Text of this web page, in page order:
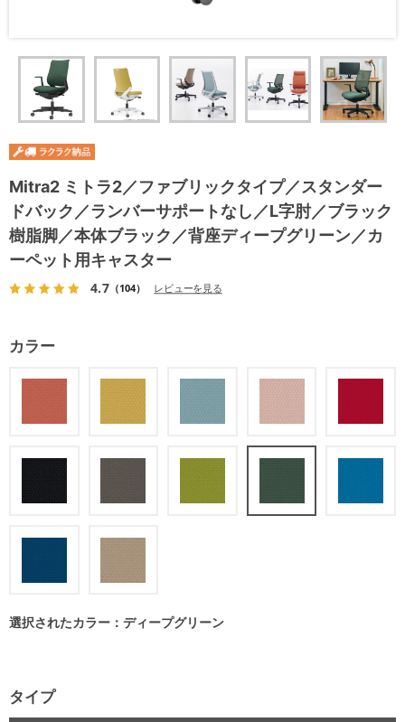
Mitra2 ミトラ2／ファブリックタイプ／スタンダー
ドバック／ランバーサポートなし／L字肘／ブラック
樹脂脚／本体ブラック／背座ディープグリーン／カ
ーペット用キャスター
4.7（104） レビューを見る
カラー
選択されたカラー：ディープグリーン
タイプ